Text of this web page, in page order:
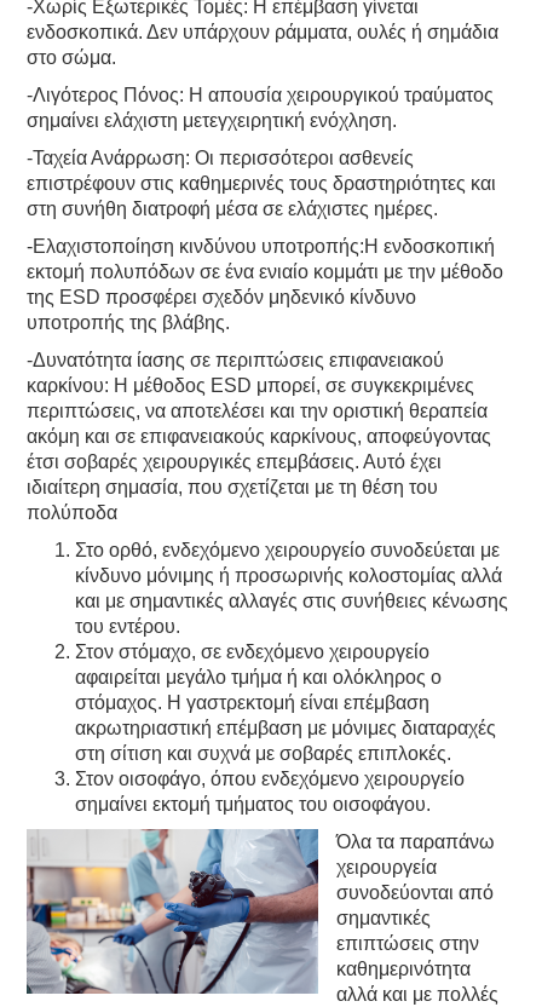
-Χωρίς Εξωτερικές Τομές: Η επέμβαση γίνεται
ενδοσκοπικά. Δεν υπάρχουν ράμματα, ουλές ή σημάδια
στο σώμα.
-Λιγότερος Πόνος: Η απουσία χειρουργικού τραύματος
σημαίνει ελάχιστη μετεγχειρητική ενόχληση.
-Ταχεία Ανάρρωση: Οι περισσότεροι ασθενείς
επιστρέφουν στις καθημερινές τους δραστηριότητες και
στη συνήθη διατροφή μέσα σε ελάχιστες ημέρες.
-Ελαχιστοποίηση κινδύνου υποτροπής:Η ενδοσκοπική
εκτομή πολυπόδων σε ένα ενιαίο κομμάτι με την μέθοδο
της ESD προσφέρει σχεδόν μηδενικό κίνδυνο
υποτροπής της βλάβης.
-Δυνατότητα ίασης σε περιπτώσεις επιφανειακού
καρκίνου: Η μέθοδος ESD μπορεί, σε συγκεκριμένες
περιπτώσεις, να αποτελέσει και την οριστική θεραπεία
ακόμη και σε επιφανειακούς καρκίνους, αποφεύγοντας
έτσι σοβαρές χειρουργικές επεμβάσεις. Αυτό έχει
ιδιαίτερη σημασία, που σχετίζεται με τη θέση του
πολύποδα
Στο ορθό, ενδεχόμενο χειρουργείο συνοδεύεται με
κίνδυνο μόνιμης ή προσωρινής κολοστομίας αλλά
και με σημαντικές αλλαγές στις συνήθειες κένωσης
του εντέρου.
Στον στόμαχο, σε ενδεχόμενο χειρουργείο
αφαιρείται μεγάλο τμήμα ή και ολόκληρος ο
στόμαχος. Η γαστρεκτομή είναι επέμβαση
ακρωτηριαστική επέμβαση με μόνιμες διαταραχές
στη σίτιση και συχνά με σοβαρές επιπλοκές.
Στον οισοφάγο, όπου ενδεχόμενο χειρουργείο
σημαίνει εκτομή τμήματος του οισοφάγου.
Όλα τα παραπάνω
χειρουργεία
συνοδεύονται από
σημαντικές
επιπτώσεις στην
καθημερινότητα
αλλά και με πολλές